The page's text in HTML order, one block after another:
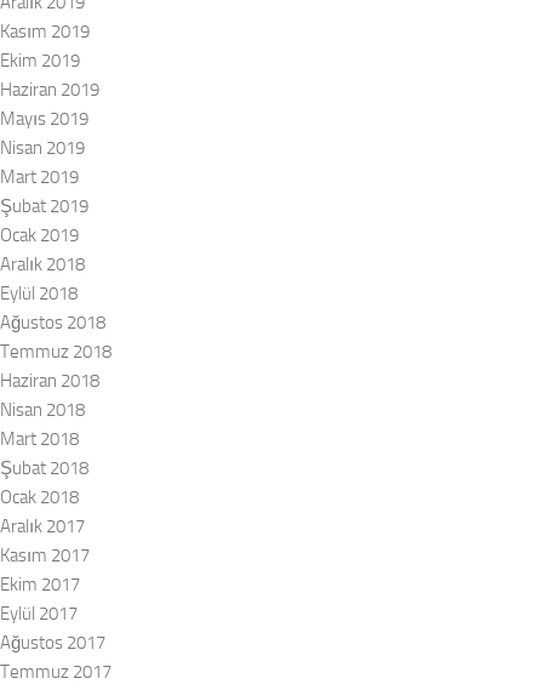
Kasım 2019
Ekim 2019
Haziran 2019
Mayıs 2019
Nisan 2019
Mart 2019
Şubat 2019
Ocak 2019
Aralık 2018
Eylül 2018
Ağustos 2018
Temmuz 2018
Haziran 2018
Nisan 2018
Mart 2018
Şubat 2018
Ocak 2018
Aralık 2017
Kasım 2017
Ekim 2017
Eylül 2017
Ağustos 2017
Temmuz 2017